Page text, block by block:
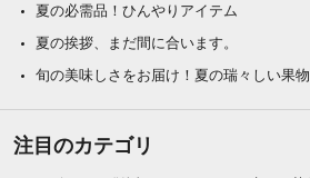
夏の必需品！ひんやりアイテム
夏の挨拶、まだ間に合います。
旬の美味しさをお届け！夏の瑞々しい果物
注目のカテゴリ